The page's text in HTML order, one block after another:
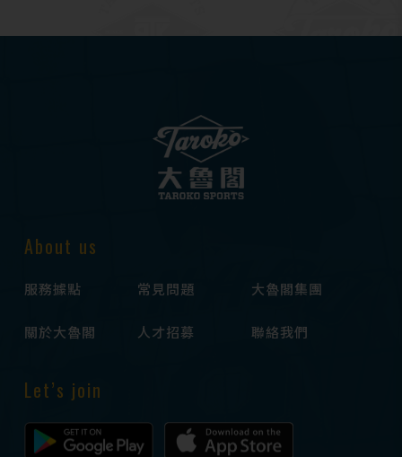
About us
服務據點 常見問題 大魯閣集團
關於大魯閣 人才招募 聯絡我們
Let’s join